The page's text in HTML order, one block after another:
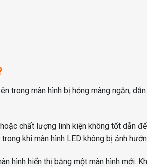
trong màn hình bị hỏng màng ngăn,
chất lượng linh kiện không tốt dẫn
khi màn hình LED không bị ảnh
hình hiển thị bằng một màn hình mới.